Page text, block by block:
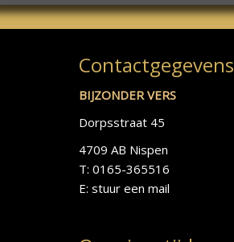
Contactgegevens
BIJZONDER VERS
Dorpsstraat 45
4709 AB Nispen
T: 0165-365516
E: stuur een mail